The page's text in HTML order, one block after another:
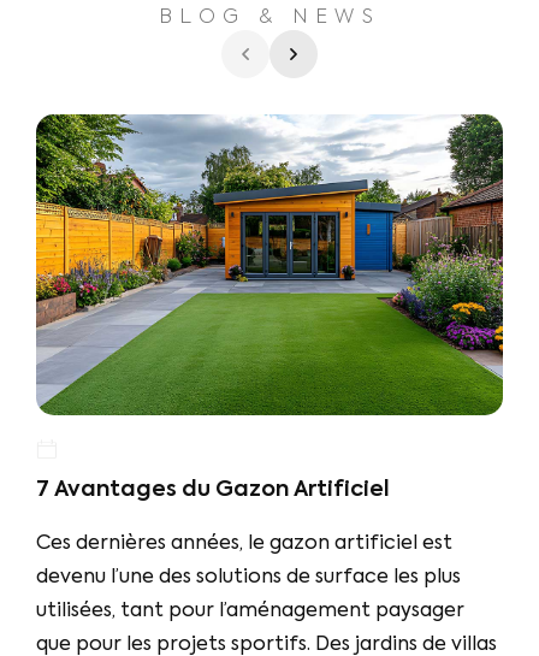
BLOG & NEWS
7 Avantages du Gazon Artificiel
Ces dernières années, le gazon artificiel est
devenu l’une des solutions de surface les plus
utilisées, tant pour l’aménagement paysager
que pour les projets sportifs. Des jardins de villas